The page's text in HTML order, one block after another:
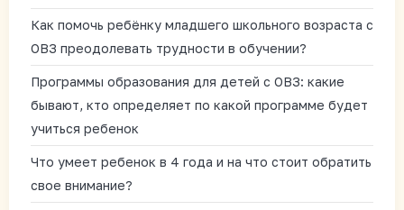
Как помочь ребёнку младшего школьного возраста с
ОВЗ преодолевать трудности в обучении?
Программы образования для детей с ОВЗ: какие
бывают, кто определяет по какой программе будет
учиться ребенок
Что умеет ребенок в 4 года и на что стоит обратить
свое внимание?